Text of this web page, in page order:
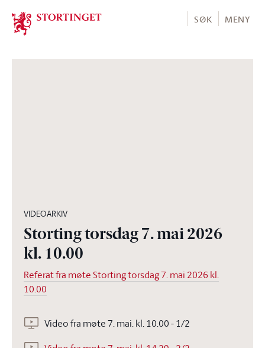
Stortinget.no
SØK MENY
VIDEOARKIV
Storting torsdag 7. mai 2026
kl. 10.00
Referat fra møte Storting torsdag 7. mai 2026 kl.
10.00
Video fra møte 7. mai. kl. 10.00 - 1/2